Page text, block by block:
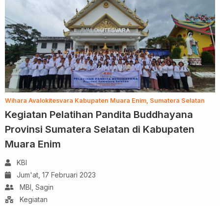
Wihara Avalokitesvara Kabupaten Muara Enim, Sumatera Selatan
Kegiatan Pelatihan Pandita Buddhayana
Provinsi Sumatera Selatan di Kabupaten
Muara Enim
KBI
Jum'at, 17 Februari 2023
MBI, Sagin
Kegiatan